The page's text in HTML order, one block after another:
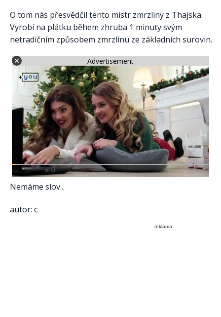
O tom nás přesvědčil tento mistr zmrzliny z Thajska.
Vyrobí na plátku během zhruba 1 minuty svým
netradičním způsobem zmrzlinu ze základních surovin.
Advertisement
Nemáme slov...
autor: c
reklama